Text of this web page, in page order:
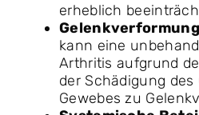
erheblich
Gelenkverformung
kann eine
Arthritis aufgrund
der Schädigung
Gewebes zu